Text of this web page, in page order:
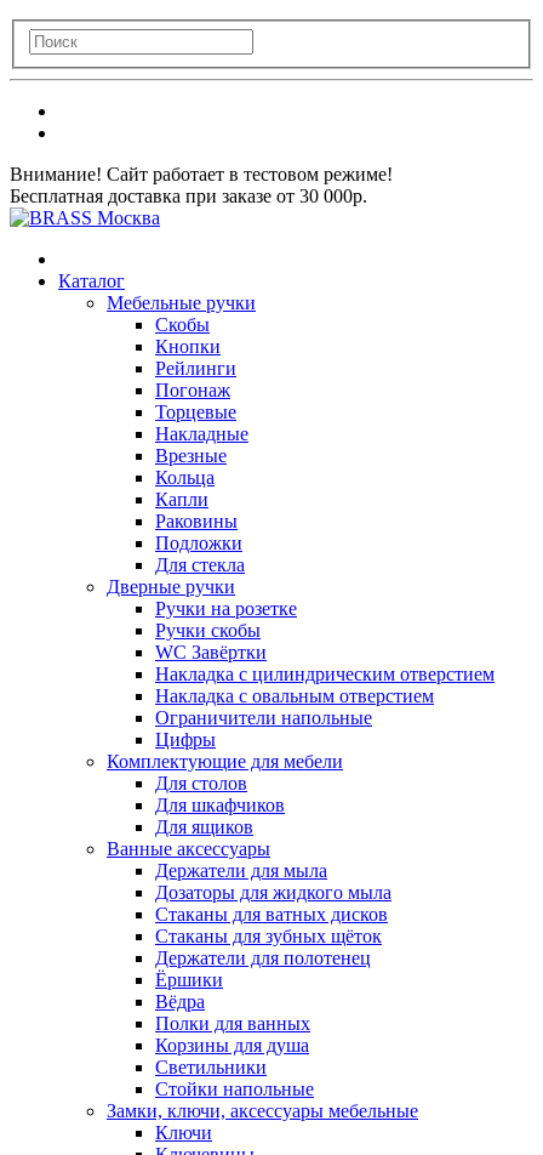
Внимание! Сайт работает в тестовом режиме!
Бесплатная доставка при заказе от 30 000р.
Каталог
Мебельные ручки
Скобы
Кнопки
Рейлинги
Погонаж
Торцевые
Накладные
Врезные
Кольца
Капли
Раковины
Подложки
Для стекла
Дверные ручки
Ручки на розетке
Ручки скобы
WC Завёртки
Накладка с цилиндрическим отверстием
Накладка с овальным отверстием
Ограничители напольные
Цифры
Комплектующие для мебели
Для столов
Для шкафчиков
Для ящиков
Ванные аксессуары
Держатели для мыла
Дозаторы для жидкого мыла
Стаканы для ватных дисков
Стаканы для зубных щёток
Держатели для полотенец
Ёршики
Вёдра
Полки для ванных
Корзины для душа
Светильники
Стойки напольные
Замки, ключи, аксессуары мебельные
Ключи